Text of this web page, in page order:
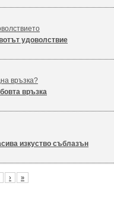
удоволствие
връзка?
връзка
изкуство съблазън
› »